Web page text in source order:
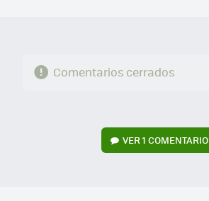
Comentarios cerrados
VER1 COMENTARIO